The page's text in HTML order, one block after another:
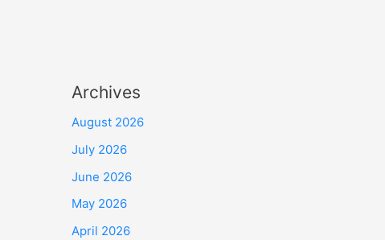
Archives
August 2026
July 2026
June 2026
May 2026
April 2026